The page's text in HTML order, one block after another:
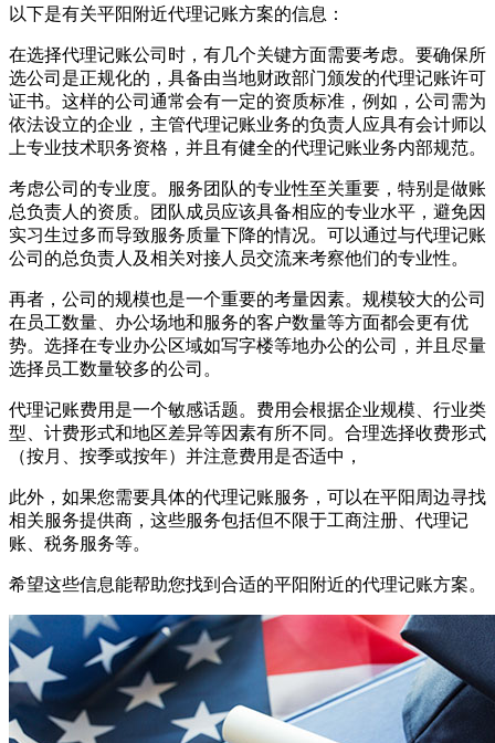
以下是有关平阳附近代理记账方案的信息：
在选择代理记账公司时，有几个关键方面需要考虑。要确保所
选公司是正规化的，具备由当地财政部门颁发的代理记账许可
证书。这样的公司通常会有一定的资质标准，例如，公司需为
依法设立的企业，主管代理记账业务的负责人应具有会计师以
上专业技术职务资格，并且有健全的代理记账业务内部规范。
考虑公司的专业度。服务团队的专业性至关重要，特别是做账
总负责人的资质。团队成员应该具备相应的专业水平，避免因
实习生过多而导致服务质量下降的情况。可以通过与代理记账
公司的总负责人及相关对接人员交流来考察他们的专业性。
再者，公司的规模也是一个重要的考量因素。规模较大的公司
在员工数量、办公场地和服务的客户数量等方面都会更有优
势。选择在专业办公区域如写字楼等地办公的公司，并且尽量
选择员工数量较多的公司。
代理记账费用是一个敏感话题。费用会根据企业规模、行业类
型、计费形式和地区差异等因素有所不同。合理选择收费形式
（按月、按季或按年）并注意费用是否适中，
此外，如果您需要具体的代理记账服务，可以在平阳周边寻找
相关服务提供商，这些服务包括但不限于工商注册、代理记
账、税务服务等。
希望这些信息能帮助您找到合适的平阳附近的代理记账方案。